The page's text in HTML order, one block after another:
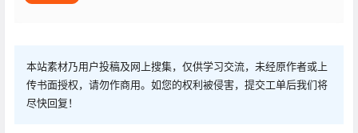
本站素材乃用户投稿及网上搜集，仅供学习交流，未经原作者或上
传书面授权，请勿作商用。如您的权利被侵害，提交工单后我们将
尽快回复！